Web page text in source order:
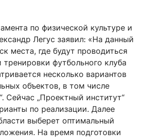
по физической культуре и
Легус заявил: «На данный
места, где будут проводиться
футбольного клуба
несколько вариантов
объектов, в том числе
Сейчас „Проектный институт“
по реализации. Далее
выберет оптимальный
На время подготовки